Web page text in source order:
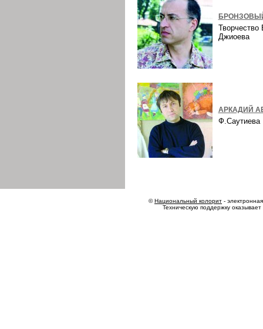
Творчество
Джиоева
АРКАДИЙ
©Национальный колорит -
Техническую поддержку